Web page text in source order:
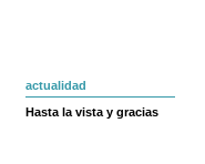
actualidad
Hasta la vista y gracias